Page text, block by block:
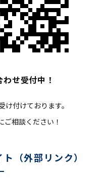
せ受付中！
け付けております。
ご相談ください！
（外部リンク）